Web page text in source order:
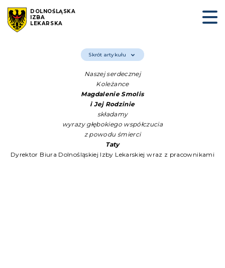
DOLNOŚLĄSKA
IZBA
LEKARSKA
Skrót artykułu
Naszej serdecznej
Koleżance
Magdalenie Smolis
iJej Rodzinie
składamy
wyrazy głębokiego współczucia
z powodu śmierci
Taty
Dyrektor Biura Dolnośląskiej Izby Lekarskiej wraz z pracownikami